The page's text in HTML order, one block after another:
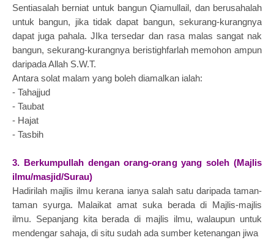
Sentiasalah berniat untuk bangun Qiamullail, dan berusahalah
untuk bangun, jika tidak dapat bangun, sekurang-kurangnya
dapat juga pahala. JIka tersedar dan rasa malas sangat nak
bangun, sekurang-kurangnya beristighfarlah memohon ampun
daripada Allah S.W.T.
Antara solat malam yang boleh diamalkan ialah:
- Tahajjud
- Taubat
- Hajat
- Tasbih
3. Berkumpullah dengan orang-orang yang soleh (Majlis
ilmu/masjid/Surau)
Hadirilah majlis ilmu kerana ianya salah satu daripada taman-
taman syurga. Malaikat amat suka berada di Majlis-majlis
ilmu. Sepanjang kita berada di majlis ilmu, walaupun untuk
mendengar sahaja, di situ sudah ada sumber ketenangan jiwa